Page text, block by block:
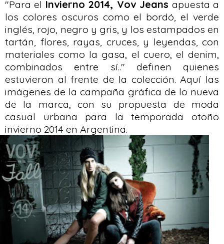
"Para el Invierno 2014, Vov Jeans apuesta a
los colores oscuros como el bordó, el verde
inglés, rojo, negro y gris, y los estampados en
tartán, flores, rayas, cruces, y leyendas, con
materiales como la gasa, el cuero, el denim,
combinados entre sí.." definen quienes
estuvieron al frente de la colección. Aquí las
imágenes de la campaña gráfica de lo nueva
de la marca, con su propuesta de moda
casual urbana para la temporada otoño
invierno 2014 en Argentina.